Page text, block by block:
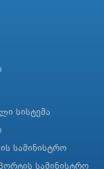
სისტემა
სამინისტრო
სამინისტრო